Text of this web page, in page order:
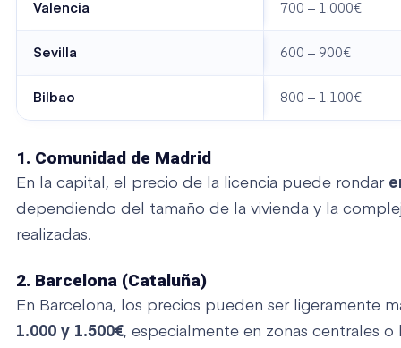
Valencia 700 – 1.000€
Sevilla 600 – 900€
Bilbao 800 – 1.100€
1. Comunidad de Madrid
En la capital, el precio de la licencia puede rondar
dependiendo del tamaño de la vivienda y la
realizadas.
2. Barcelona (Cataluña)
En Barcelona, los precios pueden ser ligeramente
1.000 y 1.500€, especialmente en zonas centrales o